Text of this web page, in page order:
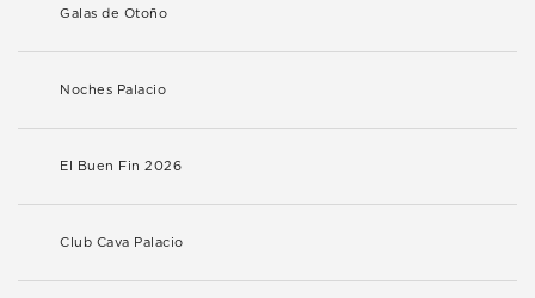
Galas de Otoño
Noches Palacio
El Buen Fin 2026
Club Cava Palacio